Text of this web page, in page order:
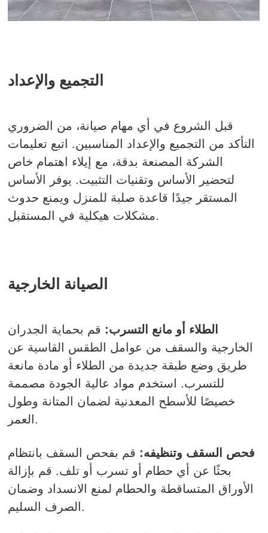
التجميع والإعداد
قبل الشروع في أي مهام صيانة، من الضروري
التأكد من التجميع والإعداد المناسبين. اتبع تعليمات
الشركة المصنعة بدقة، مع إيلاء اهتمام خاص
لتحضير الأساس وتقنيات التثبيت. يوفر الأساس
المستقر جيدًا قاعدة صلبة للمنزل ويمنع حدوث
مشكلات هيكلية في المستقبل.
الصيانة الخارجية
الطلاء أو مانع التسرب: قم بحماية الجدران
الخارجية والسقف من عوامل الطقس القاسية عن
طريق وضع طبقة جديدة من الطلاء أو مادة مانعة
للتسرب. استخدم مواد عالية الجودة مصممة
خصيصًا للأسطح المعدنية لضمان المتانة وطول
العمر.
فحص السقف وتنظيفه: قم بفحص السقف بانتظام
بحثًا عن أي حطام أو تسرب أو تلف. قم بإزالة
الأوراق المتساقطة والحطام لمنع الانسداد وضمان
الصرف السليم.